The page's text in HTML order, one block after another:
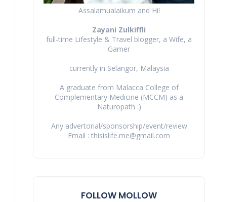
Assalamualaikum and Hi!
Zayani Zulkiffli
full-time Lifestyle & Travel blogger, a Wife, a
Gamer
currently in Selangor, Malaysia
A graduate from Malacca College of
Complementary Medicine (MCCM) as a
Naturopath :)
Any advertorial/sponsorship/event/review
Email : thisislife.me@gmail.com
FOLLOW MOLLOW